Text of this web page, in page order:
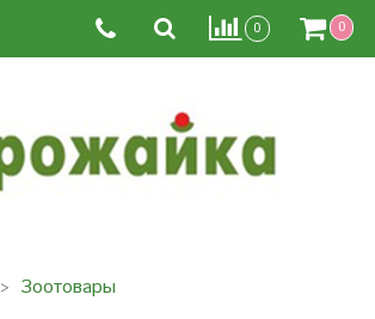
0 0
Зоотовары